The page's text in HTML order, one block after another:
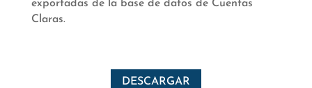
exportadas de la base de datos de Cuentas
Claras.
DESCARGAR